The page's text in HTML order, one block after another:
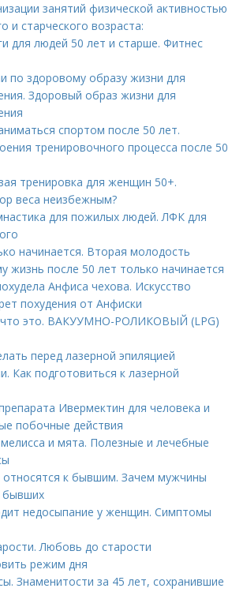
занятий физической активностью
и старческого возраста:
для людей 50 лет и старше. Фитнес
по здоровому образу жизни для
Здоровый образ жизни для
спортом после 50 лет.
тренировочного процесса после 50
тренировка для женщин 50+.
веса неизбежным?
для пожилых людей. ЛФК для
начинается. Вторая молодость
жизнь после 50 лет только начинается
Анфиса чехова. Искусство
похудения от Анфиски
что это. ВАКУУМНО-РОЛИКОВЫЙ (LPG)
перед лазерной эпиляцией
Как подготовиться к лазерной
Ивермектин для человека и
побочные действия
и мята. Полезные и лечебные
к бывшим. Зачем мужчины
бывших
недосыпание у женщин. Симптомы
Любовь до старости
режим дня
Знаменитости за 45 лет, сохранившие